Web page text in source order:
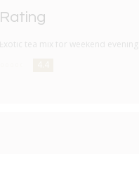
Rating
Exotic tea mix for weekend evenings